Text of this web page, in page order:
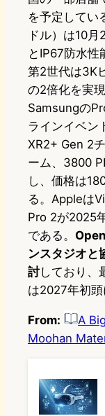
を予定してい
ドル）は10
とIP67防水
第2世代は3K
の2倍化を実
Samsungの
ラインイベン
XR2+ Gen 2
ーム、3800
し、価格は
る。Appleは
Pro 2が2025
である。
ンスタジオと
討しており、
は2027年初頭
From:
A
Moohan